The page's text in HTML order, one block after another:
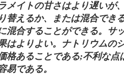
メイトの甘さはより遅いが
替えるか、または混合でき
混合することができる。サ
はよりよい。ナトリウムの
格あることである;不利な
易である。